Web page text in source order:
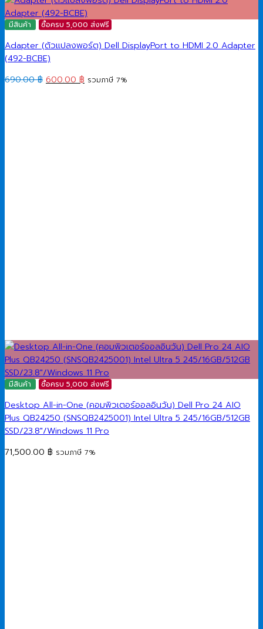
มีสินค้า ซื้อครบ 5,000 ส่งฟรี
Adapter (ตัวแปลงพอร์ต) Dell DisplayPort to HDMI 2.0 Adapter
(492-BCBE)
690.00฿ Original
600.00 ฿ Current
รวมภาษี 7%
มีสินค้า ซื้อครบ 5,000 ส่งฟรี
Desktop All-in-One (คอมพิวเตอร์ออลอินวัน) Dell Pro 24 AIO
Plus QB24250 (SNSQB2425001) Intel Ultra 5 245/16GB/512GB
SSD/23.8″/Windows 11 Pro
71,500.00 ฿ รวมภาษี 7%